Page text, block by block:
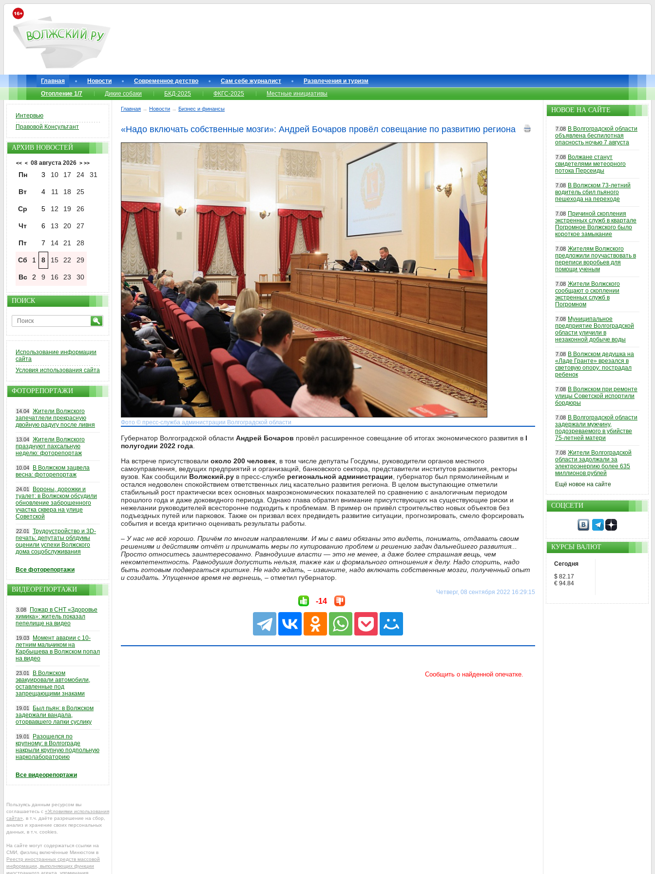
Главная Новости Современное детство Сам себе журналист
Развлечения и туризм
Отопление 1/7
Дикие собаки БКД-2025 ФКГС-2025 Местные инициативы
Главная → Новости → Бизнес и финансы
«Надо включать собственные мозги»: Андрей Бочаров провёл совещание по развитию региона
Фото © пресс-служба администрации Волгоградской области
Губернатор Волгоградской области Андрей Бочаров провёл расширенное совещание об итогах экономического развития в I
полугодии 2022 года
На встрече присутствовали около 200 человек , в том числе депутаты Госдумы, руководители органов местного
самоуправления, ведущих предприятий и организаций, банковского сектора, представители институтов развития, ректоры
вузов. Как сообщили Волжский.ру в пресс-службе региональной администрации , губернатор был прямолинейным и
остался недоволен спокойствием ответственных лиц касательно развития региона. В целом выступающие отметили
стабильный рост практически всех основных макроэкономических показателей по сравнению с аналогичным периодом
прошлого года и даже доковидного периода. Однако глава обратил внимание присутствующих на существующие риски и
нежелании руководителей всесторонне подходить к проблемам. В пример он привёл строительство новых объектов без
подъездных путей или парковок. Также он призвал всех предвидеть развитие ситуации, прогнозировать, смело форсировать
события и всегда критично оценивать результаты работы.
– У нас не всё хорошо. Причём по многим направлениям. И мы с вами обязаны это видеть, понимать, отдавать своим
решениям и действиям отчёт и принимать меры по купированию проблем и решению задач дальнейшего развития...
Просто относитесь заинтересованно. Равнодушие власти — это не менее, а даже более страшная вещь, чем
некомпетентность. Равнодушия допустить нельзя, также как и формального отношения к делу. Надо спорить, надо
быть готовым подвергаться критике. Не надо ждать, – извините, надо включать собственные мозги, полученный опыт
и созидать. Упущенное время не вернешь, – отметил губернатор.
Четверг, 08 сентября 2022 16:29:15
-14
Интервью
Правовой Консультант
АРХИВ НОВОСТЕЙ
<< < 08 августа 2026 > >>
Пн 3 10 17 24 31
Вт 4 11 18 25
Ср 5 12 19 26
Чт 6 13 20 27
Пт 7 14 21 28
Сб 1 8 15 22 29
Вс 2 9 16 23 30
ПОИСК
Использование информации
сайта
Условия использования сайта
ФОТОРЕПОРТАЖИ
14.04 Жители Волжского
запечатлели прекрасную
двойную радугу после ливня
13.04 Жители Волжского
празднуют пахсальную
неделю: фоторепортаж
10.04
В Волжском зацвела
весна: фоторепортаж
24.01
Вороны, дорожки и
туалет: в Волжском обсудили
обновление заброшенного
участка сквера на улице
Советской
22.01
Трудоустройство и 3D-
печать: депутаты облдумы
оценили успехи Волжского
дома соцобслуживания
Все фоторепортажи
ВИДЕОРЕПОРТАЖИ
3.08
Пожар в СНТ «Здоровье
химика»: житель показал
пепелище на видео
19.03
Момент аварии с 10-
летним мальчиком на
Карбышева в Волжском попал
на видео
23.01
В Волжском
эвакуировали автомобили,
оставленные под
запрещающими знаками
19.01
Был пьян: в Волжском
задержали вандала,
оторвавшего лапки суслику
19.01
Разошелся по
крупному: в Волгограде
накрыли крупную подпольную
нарколабораторию
Все видеорепортажи
Пользуясь данным ресурсом вы
соглашаетесь с «Условиями использования
сайта» , в т.ч. даёте разрешение на сбор,
анализ и хранение своих персональных
данных, в т.ч. cookies.
На сайте могут содержаться ссылки на
СМИ, физлиц включённые Минюстом в
Реестр иностранных средств массовой
информации, выполняющих функции
иностранного агента , упоминания
НОВОЕ НА САЙТЕ
7.08 В Волгоградской области
объявлена беспилотная
опасность ночью 7 августа
7.08 Волжане станут
свидетелями метеорного
потока Персеиды
7.08 В Волжском 73-летний
водитель сбил пьяного
пешехода на переходе
7.08 Причиной скопления
экстренных служб в квартале
Погромное Волжского было
короткое замыкание
7.08 Жителям Волжского
предложили поучаствовать в
переписи воробьев для
помощи ученым
7.08 Жители Волжского
сообщают о скоплении
экстренных служб в
Погромном
7.08 Муниципальное
предприятие Волгоградской
области уличили в
незаконной добыче воды
7.08 В Волжском дедушка на
«Ладе Гранте» врезался в
световую опору: пострадал
ребенок
7.08 В Волжском при ремонте
улицы Советской испортили
бордюры
7.08 В Волгоградской области
задержали мужчину,
подозреваемого в убийстве
75-летней матери
7.08 Жители Волгоградской
области задолжали за
электроэнергию более 635
миллионов рублей
Ещё новое на сайте
СОЦСЕТИ
КУРСЫ ВАЛЮТ
Сегодня
$ 82.17
€ 94.84